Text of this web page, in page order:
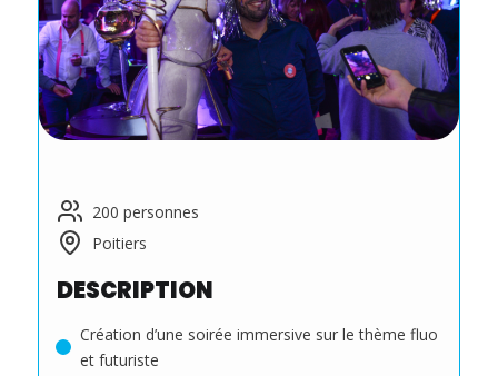
200 personnes
Poitiers
DESCRIPTION
Création d’une soirée immersive sur le thème fluo
et futuriste